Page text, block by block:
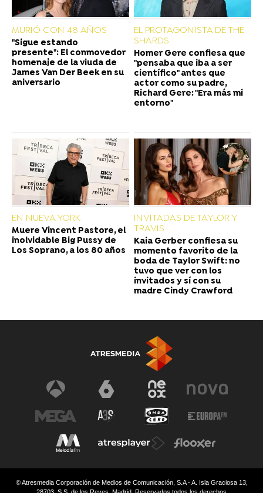
MURIÓ CON 48 AÑOS
"Sigue estando
presente": El conmovedor
homenaje de la viuda de
James Van Der Beek en su
aniversario
EL PROTAGONISTA DE THE
SHARDS
Homer Gere confiesa que
"pensaba que iba a ser
científico" antes que
actor como su padre,
Richard Gere: "Era más mi
entorno"
EN NUEVA YORK
Muere Vincent Pastore, el
inolvidable Big Pussy de
Los Soprano, a los 80 años
INVITADAS DE TAYLOR Y
TRAVIS
Kaia Gerber confiesa su
momento favorito de la
boda de Taylor Swift: no
tuvo que ver con los
invitados y sí con su
madre Cindy Crawford
© Atresmedia Corporación de Medios de Comunicación, S.A - A. Isla Graciosa 13,